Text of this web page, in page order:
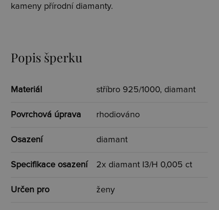
kameny přírodní diamanty.
Popis šperku
Materiál stříbro 925/1000, diamant
Povrchová úprava rhodiováno
Osazení diamant
Specifikace osazení 2x diamant I3/H 0,005 ct
Určen pro ženy